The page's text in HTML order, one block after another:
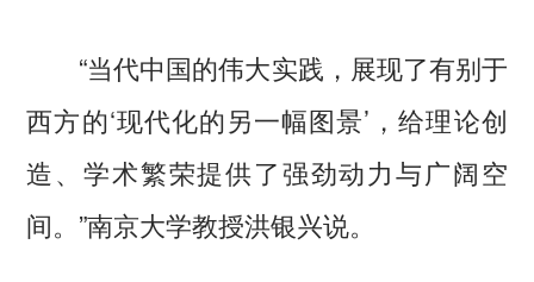
“当代中国的伟大实践，展现了有别于
西方的‘现代化的另一幅图景’，给理论创
造、学术繁荣提供了强劲动力与广阔空
间。”南京大学教授洪银兴说。